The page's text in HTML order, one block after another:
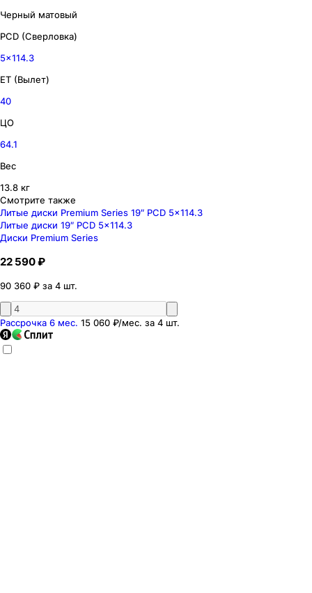
Черный матовый
PCD (Сверловка)
5x114.3
ET (Вылет)
40
ЦО
64.1
Вес
13.8 кг
Смотрите также
Литые диски Premium Series 19″ PCD 5x114.3
Литые диски 19″ PCD 5x114.3
Диски Premium Series
22 590 ₽
90 360 ₽ за 4 шт.
Рассрочка 6 мес. 15 060 ₽/мес. за 4 шт.